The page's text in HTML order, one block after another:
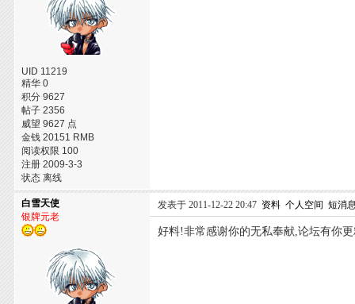
UID 11219
精华 0
积分 9627
帖子 2356
威望 9627 点
金钱 20151 RMB
阅读权限 100
注册 2009-3-3
状态 离线
白雪天使
银牌元老
发表于 2011-12-22 20:47 资料 个人空间 短消
好料!非常感谢你的无私奉献,论坛有你